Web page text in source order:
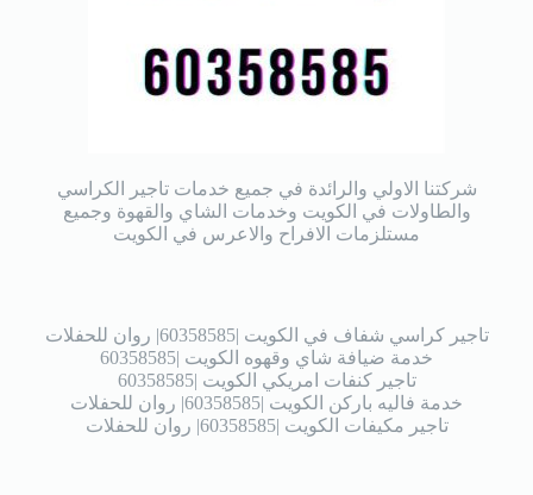
شركتنا الاولي والرائدة في جميع خدمات تاجير الكراسي
والطاولات في الكويت وخدمات الشاي والقهوة وجميع
مستلزمات الافراح والاعرس في الكويت
تاجير كراسي شفاف في الكويت |60358585| روان للحفلات
خدمة ضيافة شاي وقهوه الكويت |60358585
تاجير كنفات امريكي الكويت |60358585
خدمة فاليه باركن الكويت |60358585| روان للحفلات
تاجير مكيفات الكويت |60358585| روان للحفلات